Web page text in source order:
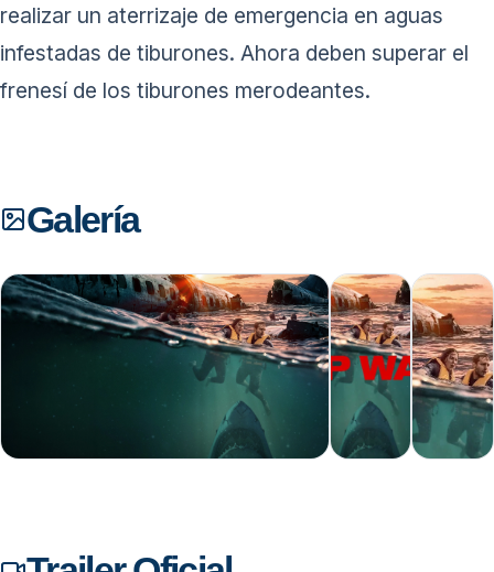
realizar un aterrizaje de emergencia en aguas
infestadas de tiburones. Ahora deben superar el
frenesí de los tiburones merodeantes.
Galería